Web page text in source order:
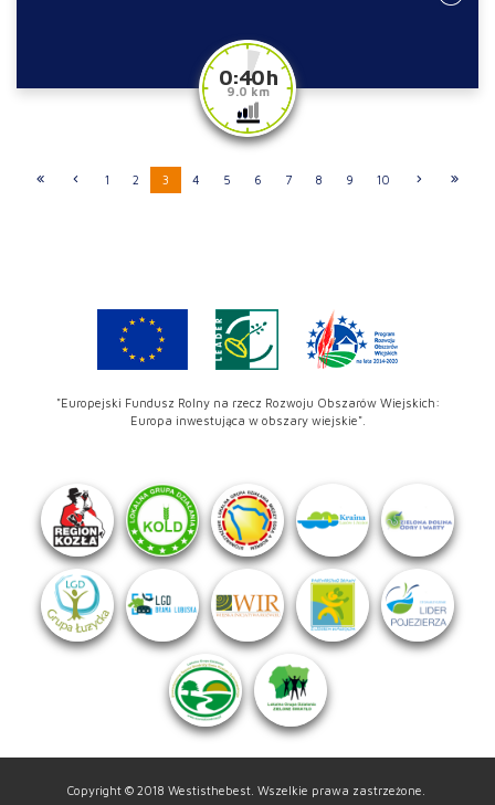
0:40 h
9.0 km
1 2 3 4 5 6 7 8 9 10
"Europejski Fundusz Rolny na rzecz Rozwoju Obszarów Wiejskich:
Europa inwestująca w obszary wiejskie".
Copyright © 2018 Westisthebest. Wszelkie prawa zastrzeżone.